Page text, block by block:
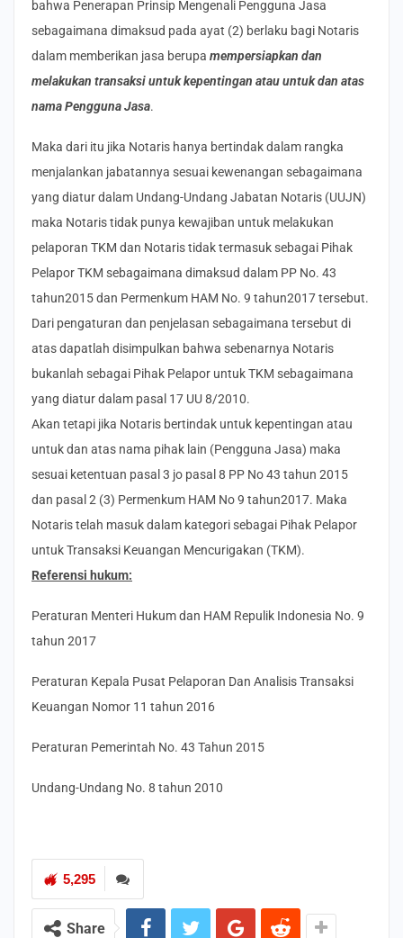
bahwa Penerapan Prinsip Mengenali Pengguna Jasa
sebagaimana dimaksud pada ayat (2) berlaku bagi Notaris
dalam memberikan jasa berupa mempersiapkan dan
melakukan transaksi untuk kepentingan atau untuk dan atas
nama Pengguna Jasa.
Maka dari itu jika Notaris hanya bertindak dalam rangka
menjalankan jabatannya sesuai kewenangan sebagaimana
yang diatur dalam Undang-Undang Jabatan Notaris (UUJN)
maka Notaris tidak punya kewajiban untuk melakukan
pelaporan TKM dan Notaris tidak termasuk sebagai Pihak
Pelapor TKM sebagaimana dimaksud dalam PP No. 43
tahun2015 dan Permenkum HAM No. 9 tahun2017 tersebut.
Dari pengaturan dan penjelasan sebagaimana tersebut di
atas dapatlah disimpulkan bahwa sebenarnya Notaris
bukanlah sebagai Pihak Pelapor untuk TKM sebagaimana
yang diatur dalam pasal 17 UU 8/2010.
Akan tetapi jika Notaris bertindak untuk kepentingan atau
untuk dan atas nama pihak lain (Pengguna Jasa) maka
sesuai ketentuan pasal 3 jo pasal 8 PP No 43 tahun 2015
dan pasal 2 (3) Permenkum HAM No 9 tahun2017. Maka
Notaris telah masuk dalam kategori sebagai Pihak Pelapor
untuk Transaksi Keuangan Mencurigakan (TKM).
Referensi hukum:
Peraturan Menteri Hukum dan HAM Repulik Indonesia No. 9
tahun 2017
Peraturan Kepala Pusat Pelaporan Dan Analisis Transaksi
Keuangan Nomor 11 tahun 2016
Peraturan Pemerintah No. 43 Tahun 2015
Undang-Undang No. 8 tahun 2010
5,295
Share